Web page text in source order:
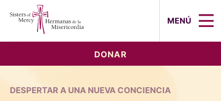
MENÚ
DONAR
DESPERTAR A UNA NUEVA CONCIENCIA